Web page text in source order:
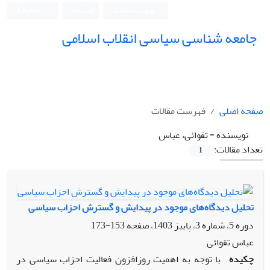
جامعه شناسی سیاسی انقلاب اسلامی
صفحه اصلی
فهرست مقالات
نویسنده =تقوائی، عباس
تعداد مقالات:
1
تحلیل دیدگاه‌های موجود در پیدایش و گسترش احزاب سیاسی
دوره 5، شماره 3، پاییز 1403، صفحه
153-173
عباس تقوائی
چکیده با توجه به اهمیت روزافزون فعالیت احزاب سیاسی در